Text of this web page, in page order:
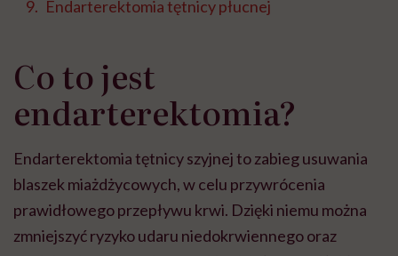
Endarterektomia tętnicy płucnej
Co to jest
endarterektomia?
Endarterektomia tętnicy szyjnej to zabieg usuwania
blaszek miażdżycowych, w celu przywrócenia
prawidłowego przepływu krwi. Dzięki niemu można
zmniejszyć ryzyko udaru niedokrwiennego oraz